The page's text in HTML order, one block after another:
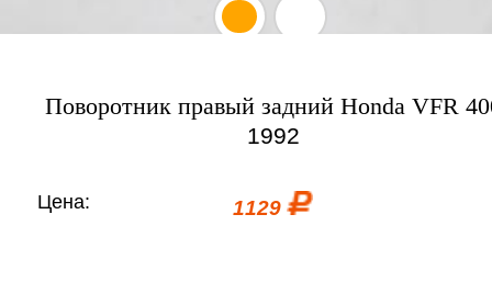
Поворотник правый задний Honda VFR
1992
Цена: 1129